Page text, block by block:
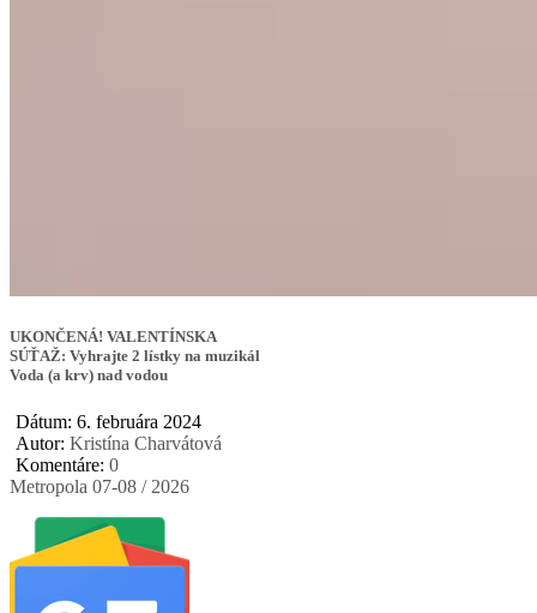
UKONČENÁ! VALENTÍNSKA
SÚŤAŽ: Vyhrajte 2 lístky na muzikál
Voda (a krv) nad vodou
Dátum: 6. februára 2024
Autor: Kristína Charvátová
Komentáre: 0
Metropola 07-08 / 2026